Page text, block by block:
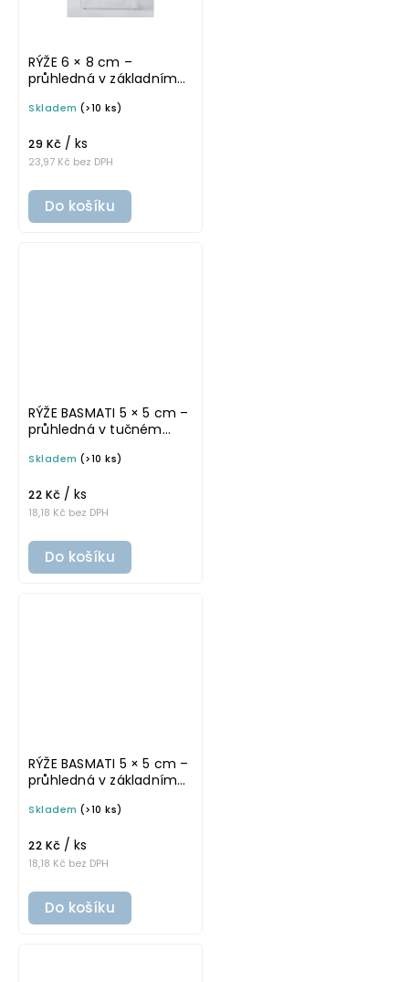
RÝŽE 6 × 8 cm –
průhledná v základním
samolepka na
Skladem (>10 ks)
23,97 Kč bez DPH
29 Kč / ks
Do košíku
RÝŽE BASMATI 5 × 5 cm –
průhledná v tučném
samolepka na
Skladem (>10 ks)
18,18 Kč bez DPH
22 Kč / ks
Do košíku
RÝŽE BASMATI 5 × 5 cm –
průhledná v základním
samolepka na
Skladem (>10 ks)
18,18 Kč bez DPH
22 Kč / ks
Do košíku